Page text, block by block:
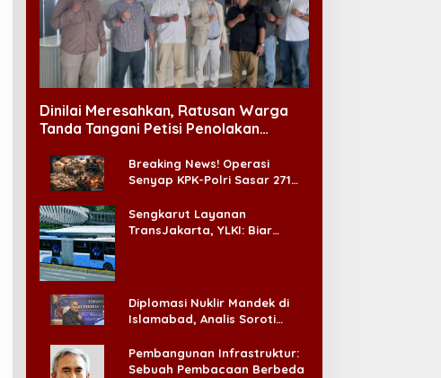
Dinilai Meresahkan, Ratusan Warga
Tanda Tangani Petisi Penolakan
Breaking News! Operasi
Senyap KPK-Polri Sasar 271
Ada ‘Badai Pemeriksaan’
Sengkarut Layanan
TransJakarta, YLKI: Biar
Diplomasi Nuklir Mandek di
Islamabad, Analis Soroti
Pembangunan Infrastruktur:
Sebuah Pembacaan Berbeda